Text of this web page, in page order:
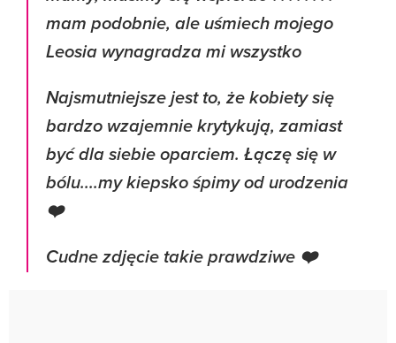
mam podobnie, ale uśmiech mojego
Leosia wynagradza mi wszystko
Najsmutniejsze jest to, że kobiety się
bardzo wzajemnie krytykują, zamiast
być dla siebie oparciem. Łączę się w
bólu....my kiepsko śpimy od urodzenia
❤️
Cudne zdjęcie takie prawdziwe ❤️